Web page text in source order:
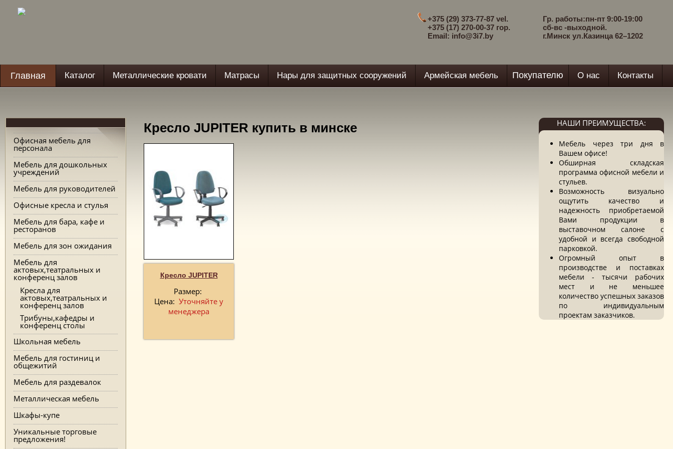
Гр. работы:пн-пт 9:00-19:00
сб-вс -выходной.
г.Минск ул.Казинца 62–1202
+375 (29) 373-77-87 vel.
+375 (17) 270-00-37 гор.
Email: info@3i7.by
Главная Каталог Металлические кровати Матрасы Нары для защитных сооружений Армейская мебель Покупателю О нас Контакты
Офисная мебель для
персонала
Мебель для дошкольных
учреждений
Мебель для руководителей
Офисные кресла и стулья
Мебель для бара, кафе и
ресторанов
Мебель для зон ожидания
Мебель для
актовых,театральных и
конференц залов
Кресла для
актовых,театральных и
конференц залов
Трибуны,кафедры и
конференц столы
Школьная мебель
Мебель для гостиниц и
общежитий
Мебель для раздевалок
Металлическая мебель
Шкафы-купе
Уникальные торговые
предложения!
Кресло JUPITER купить в минске
Кресло JUPITER
Размер:
Цена: Уточняйте у
менеджера
НАШИ ПРЕИМУЩЕСТВА:
Мебель через три дня в
Вашем офисе!
Обширная складская
программа офисной мебели и
стульев.
Возможность визуально
ощутить качество и
надежность приобретаемой
Вами продукции в
выставочном салоне с
удобной и всегда свободной
парковкой.
Огромный опыт в
производстве и поставках
мебели - тысячи рабочих
мест и не меньшее
количество успешных заказов
по индивидуальным
проектам заказчиков.